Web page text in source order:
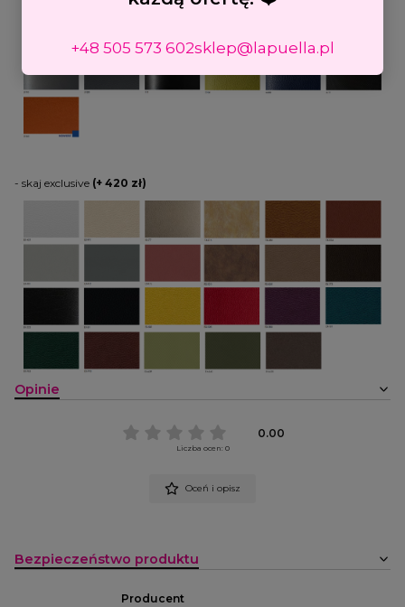
- skaj exclusive (+ 420 zł)
Opinie
0.00
Liczba ocen: 0
Oceń i opisz
Bezpieczeństwo produktu
Producent
+48 505 573 602sklep@lapuella.pl